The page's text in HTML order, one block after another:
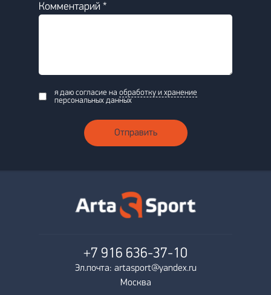
Комментарий *
я даю согласие на обработку и хранение
персональных данных
Отправить
+7 916 636-37-10
Эл.почта: artasport@yandex.ru
Москва